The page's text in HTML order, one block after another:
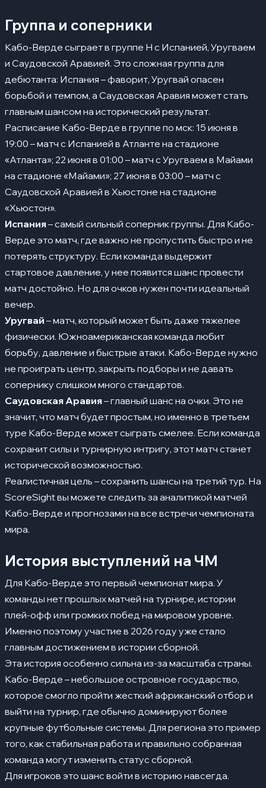
Группа и соперники
Кабо-Верде сыграет в группе H с Испанией, Уругваем
и Саудовской Аравией. Это сложная группа для
дебютанта: Испания – фаворит, Уругвай опасен
борьбой и темпом, а Саудовская Аравия может стать
главным шансом на исторический результат.
Расписание Кабо-Верде в группе по мск: 15 июня в
19:00 – матч с Испанией в Атланте на стадионе
«Атланта»; 22 июня в 01:00 – матч с Уругваем в Майами
на стадионе «Майами»; 27 июня в 03:00 – матч с
Саудовской Аравией в Хьюстоне на стадионе
«Хьюстон».
Испания– самый сильный соперник группы. Для Кабо-
Верде это матч, где важно не пропустить быстро и не
потерять структуру. Если команда выдержит
стартовое давление, у нее появится шанс провести
матч достойно. Но для очков нужен почти идеальный
вечер.
Уругвай – матч, который может быть даже тяжелее
физически. Южноамериканская команда любит
борьбу, давление и быстрые атаки. Кабо-Верде нужно
не проиграть центр, закрыть подборы и не давать
сопернику слишком много стандартов.
Саудовская Аравия– главный шанс на очки. Это не
значит, что матч будет простым, но именно в третьем
туре Кабо-Верде может сыграть смелее. Если команда
сохранит силы и турнирную интригу, этот матч станет
исторической возможностью.
Реалистичная цель – сохранить шансы на третий тур. На
ScoreSightвы можете следить за аналитикой матчей
Кабо-Верде и прогнозами на все встречи чемпионата
мира.
История выступлений на ЧМ
Для Кабо-Верде это первый чемпионат мира. У
команды нет прошлых матчей на турнире, истории
плей-офф или громких побед на мировом уровне.
Именно поэтому участие в 2026 году уже стало
главным достижением в истории сборной.
Эта история особенно сильна из-за масштаба страны.
Кабо-Верде – небольшое островное государство,
которое смогло пройти жесткий африканский отбор и
выйти на турнир, где обычно доминируют более
крупные футбольные системы. Для региона это пример
того, как стабильная работа и правильно собранная
команда могут изменить статус сборной.
Для игроков это шанс войти в историю навсегда.